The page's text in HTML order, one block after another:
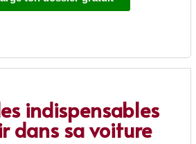
indispensables
dans sa voiture